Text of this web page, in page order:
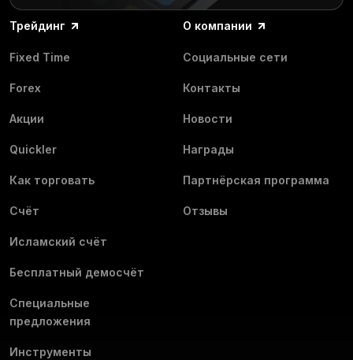
Трейдинг
Fixed Time
Forex
Акции
Quickler
Как торговать
Счёт
Исламский счёт
Бесплатный демосчёт
Специальные
предложения
Инструменты
О компании
Социальные сети
Контакты
Новости
Награды
Партнёрская программа
Отзывы